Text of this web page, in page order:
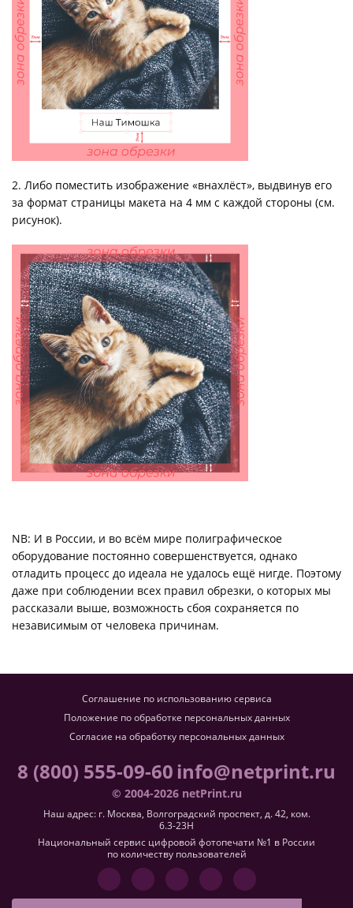
2. Либо поместить изображение «внахлёст», выдвинув его
за формат страницы макета на 4 мм с каждой стороны (см.
рисунок).
NB: И в России, и во всём мире полиграфическое
оборудование постоянно совершенствуется, однако
отладить процесс до идеала не удалось ещё нигде. Поэтому
даже при соблюдении всех правил обрезки, о которых мы
рассказали выше, возможность сбоя сохраняется по
независимым от человека причинам.
Соглашение по использованию сервиса
Положение по обработке персональных данных
Согласие на обработку персональных данных
8 (800) 555-09-60info@netprint.ru
© 2004-2026 netPrint.ru
Наш адрес: г. Москва, Волгоградский проспект, д. 42, ком.
6.3-23H
Национальный сервис цифровой фотопечати №1 в России
по количеству пользователей